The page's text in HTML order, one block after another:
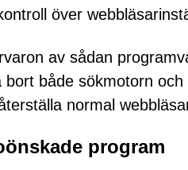
över
av sådan
både sökmotorn
normal
program